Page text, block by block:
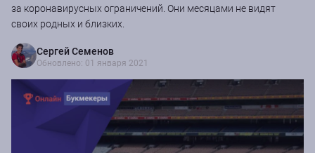
за коронавирусных ограничений. Они месяцами не видят
своих родных и близких.
Сергей Семенов
Обновлено: 01 января 2021